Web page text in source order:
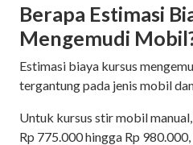
Berapa Estimasi
Mengemudi
Estimasi biaya kursus
tergantung pada jenis mobil
Untuk kursus stir mobil
Rp 775.000 hingga Rp